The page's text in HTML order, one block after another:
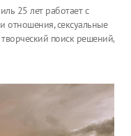
25 лет работает с
отношения, сексуальные
поиск решений,